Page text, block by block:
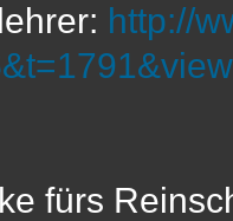
http://
fürs